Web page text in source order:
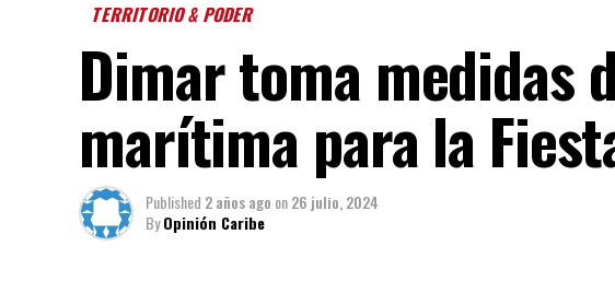
TERRITORIO & PODER
Dimar toma medidas
marítima para la
Published 2 años ago on26 julio, 2024
ByOpinión Caribe